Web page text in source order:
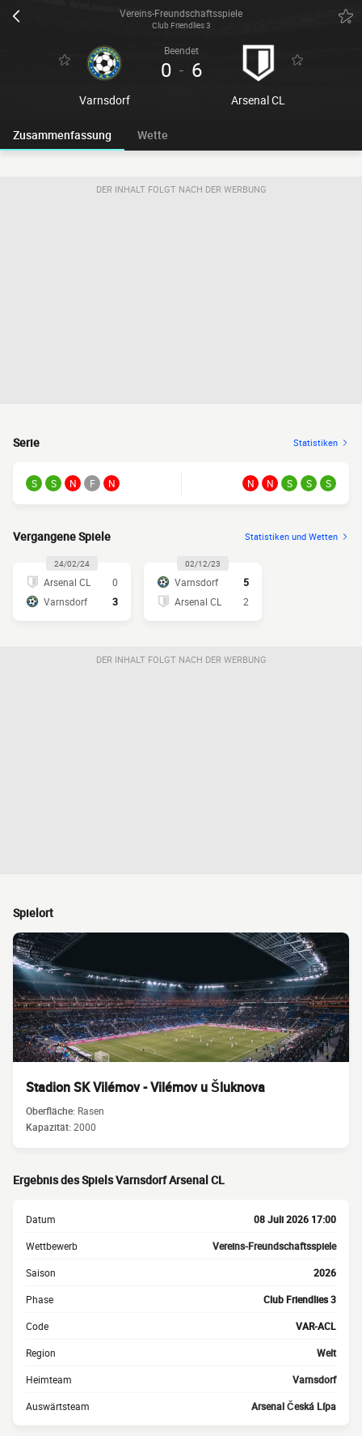
Vereins-Freundschaftsspiele
Club Friendlies 3
Varnsdorf
Beendet
0 - 6
Arsenal CL
Zusammenfassung Wette
DER INHALT FOLGT NACH DER WERBUNG
Serie Statistiken
S S N F N N N S S S
Vergangene Spiele Statistiken und Wetten
24/02/24
Arsenal CL
0
Varnsdorf
3
02/12/23
Varnsdorf
5
Arsenal CL
2
DER INHALT FOLGT NACH DER WERBUNG
Spielort
Stadion SK Vilémov - Vilémov u Šluknova
Oberfläche: Rasen
Kapazität:2000
Ergebnis des Spiels Varnsdorf Arsenal CL
Datum 08 Juli 2026 17:00
Wettbewerb Vereins-Freundschaftsspiele
Saison 2026
Phase Club Friendlies 3
Code VAR-ACL
Region Welt
Heimteam Varnsdorf
Auswärtsteam Arsenal Česká Lípa